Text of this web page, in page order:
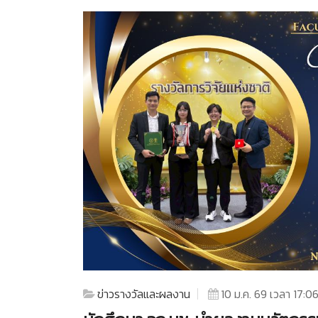
ข่าวรางวัลและผลงาน 10 ม.ค. 69 เวลา